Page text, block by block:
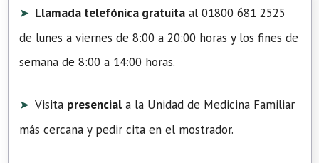
Llamada telefónica gratuita al 01800 681 2525
de lunes a viernes de 8:00 a 20:00 horas y los fines de
semana de 8:00 a 14:00 horas.
Visita presencial a la Unidad de Medicina Familiar
más cercana y pedir cita en el mostrador.